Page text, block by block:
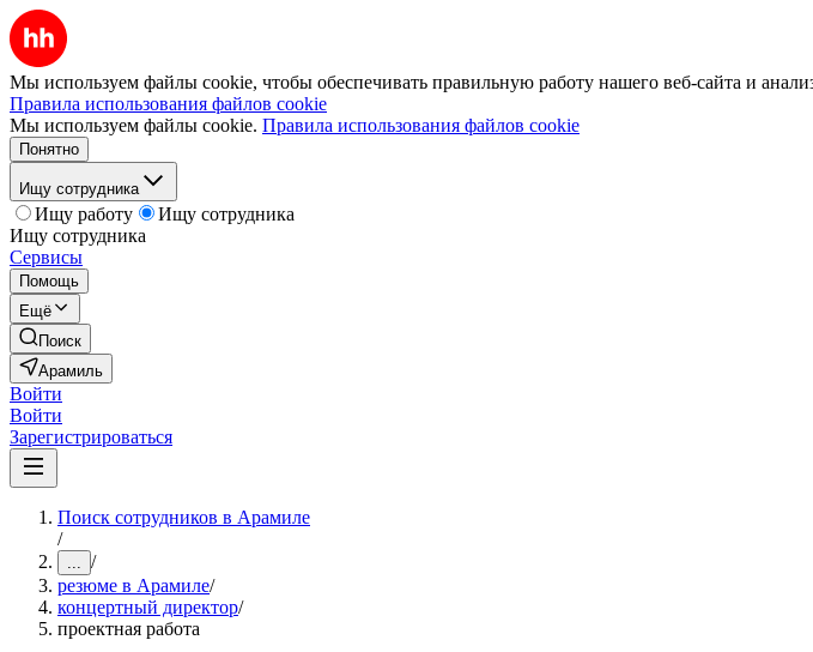
Мы используем файлы cookie, чтобы обеспечивать правильную работу нашего веб-сайта и
Правила использования файлов cookie
Мы используем файлы cookie. Правила использования файлов cookie
Понятно
Ищу сотрудника
Ищу работу
Ищу сотрудника
Ищу сотрудника
Сервисы
Помощь
Ещё
Поиск
Арамиль
Войти
Войти
Зарегистрироваться
Поиск сотрудников в Арамиле
/
... /
резюме в Арамиле/
концертный директор/
проектная работа